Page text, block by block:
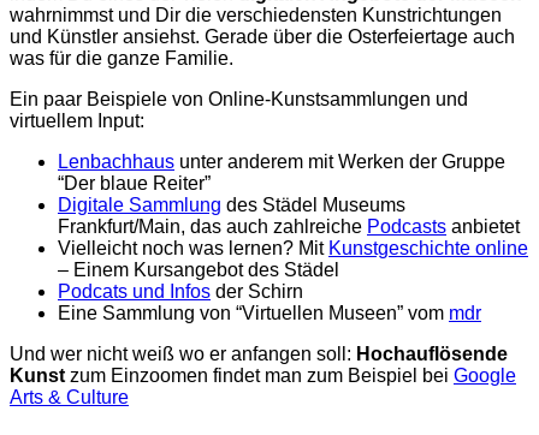
wahrnimmst und Dir die verschiedensten Kunstrichtungen
und Künstler ansiehst. Gerade über die Osterfeiertage auch
was für die ganze Familie.
Ein paar Beispiele von Online-Kunstsammlungen und
virtuellem Input:
Lenbachhaus unter anderem mit Werken der Gruppe
“Der blaue Reiter”
Digitale Sammlung des Städel Museums
Frankfurt/Main, das auch zahlreiche Podcasts anbietet
Vielleicht noch was lernen? Mit Kunstgeschichte online
– Einem Kursangebot des Städel
Podcats und Infos der Schirn
Eine Sammlung von “Virtuellen Museen” vom mdr
Und wer nicht weiß wo er anfangen soll: Hochauflösende
Kunst zum Einzoomen findet man zum Beispiel bei Google
Arts & Culture